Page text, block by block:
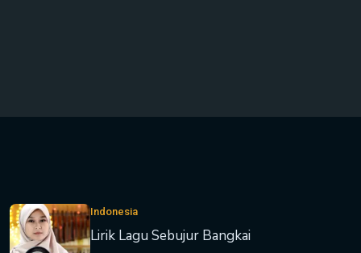
Indonesia
Lirik Lagu Sebujur Bangkai